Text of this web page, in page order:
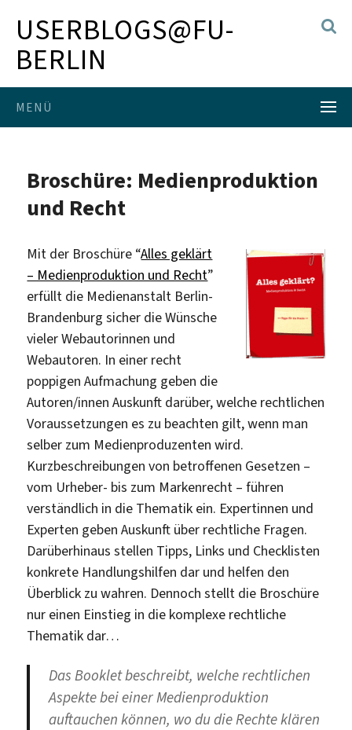
USERBLOGS@FU-
BERLIN
MENÜ
Broschüre: Medienproduktion
und Recht
Mit der Broschüre “Alles geklärt
– Medienproduktion und Recht”
erfüllt die Medienanstalt Berlin-
Brandenburg sicher die Wünsche
vieler Webautorinnen und
Webautoren. In einer recht
poppigen Aufmachung geben die
Autoren/innen Auskunft darüber, welche rechtlichen
Voraussetzungen es zu beachten gilt, wenn man
selber zum Medienproduzenten wird.
Kurzbeschreibungen von betroffenen Gesetzen –
vom Urheber- bis zum Markenrecht – führen
verständlich in die Thematik ein. Expertinnen und
Experten geben Auskunft über rechtliche Fragen.
Darüberhinaus stellen Tipps, Links und Checklisten
konkrete Handlungshilfen dar und helfen den
Überblick zu wahren. Dennoch stellt die Broschüre
nur einen Einstieg in die komplexe rechtliche
Thematik dar…
Das Booklet beschreibt, welche rechtlichen
Aspekte bei einer Medienproduktion
auftauchen können, wo du die Rechte klären